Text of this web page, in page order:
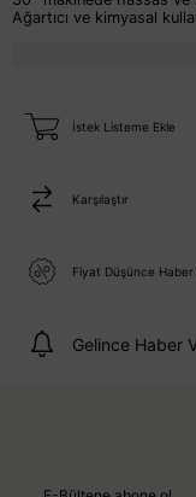
Ağartıcı ve kimyasal
İstek Listeme Ekle
Karşılaştır
Fiyat Düşünce Haber
Gelince Haber